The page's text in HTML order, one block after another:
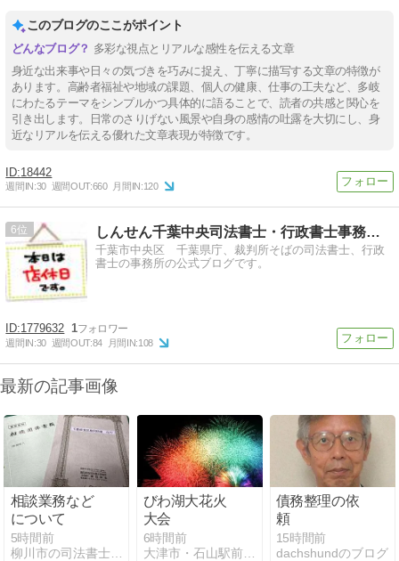
このブログのここがポイント
多彩な視点とリアルな感性を伝える文章
身近な出来事や日々の気づきを巧みに捉え、丁寧に描写する文章の特徴が
あります。高齢者福祉や地域の課題、個人の健康、仕事の工夫など、多岐
にわたるテーマをシンプルかつ具体的に語ることで、読者の共感と関心を
引き出します。日常のさりげない風景や自身の感情の吐露を大切にし、身
近なリアルを伝える優れた文章表現が特徴です。
18442
週間IN:30 週間OUT:660 月間IN:120
6 しんせん千葉中央司法書士・行政書士事務所公式ブログ
千葉市中央区 千葉県庁、裁判所そばの司法書士、行政
書士の事務所の公式ブログです。
1779632 1
週間IN:30 週間OUT:84 月間IN:108
最新の記事画像
相談業務など
について
5時間前
柳川市の司法書士渡辺和也のブログ
びわ湖大花火
大会
6時間前
大津市・石山駅前の司法書士 横田聡のブログ
債務整理の依
頼
15時間前
dachshundのブログ